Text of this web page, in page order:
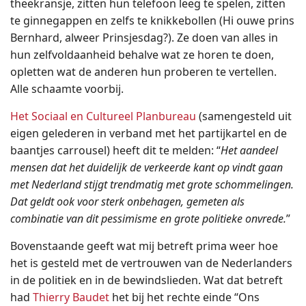
theekransje, zitten hun telefoon leeg te spelen, zitten
te ginnegappen en zelfs te knikkebollen (Hi ouwe prins
Bernhard, alweer Prinsjesdag?). Ze doen van alles in
hun zelfvoldaanheid behalve wat ze horen te doen,
opletten wat de anderen hun proberen te vertellen.
Alle schaamte voorbij.
Het Sociaal en Cultureel Planbureau (samengesteld uit
eigen gelederen in verband met het partijkartel en de
baantjes carrousel) heeft dit te melden: “Het aandeel
mensen dat het duidelijk de verkeerde kant op vindt gaan
met Nederland stijgt trendmatig met grote schommelingen.
Dat geldt ook voor sterk onbehagen, gemeten als
combinatie van dit pessimisme en grote politieke onvrede.”
Bovenstaande geeft wat mij betreft prima weer hoe
het is gesteld met de vertrouwen van de Nederlanders
in de politiek en in de bewindslieden. Wat dat betreft
had Thierry Baudet het bij het rechte einde “Ons